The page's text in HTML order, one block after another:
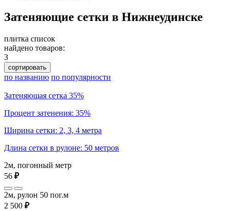
Затеняющие сетки в Нижнеудинске
плитка список
найдено товаров:
3
сортировать
по названию по популярности
Затеняющая сетка 35%
Процент затенения: 35%
Ширина сетки: 2, 3, 4 метра
Длина сетки в рулоне: 50 метров
2м, погонный метр
56 ₽
2м, рулон 50 пог.м
2 500 ₽